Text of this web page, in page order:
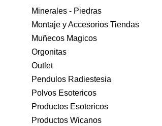
Minerales - Piedras
Montaje y Accesorios Tiendas
Muñecos Magicos
Orgonitas
Outlet
Pendulos Radiestesia
Polvos Esotericos
Productos Esotericos
Productos Wicanos